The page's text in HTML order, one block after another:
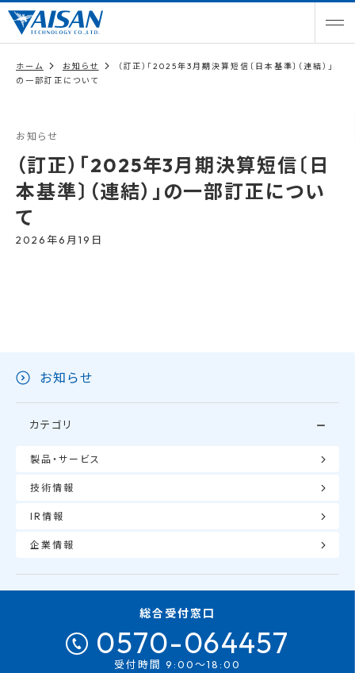
ホーム お知らせ
（訂正）「2025年3月期決算短信〔日本基準〕（連結）」
の一部訂正について
お知らせ
（訂正）「2025年3月期決算短信〔日
本基準〕（連結）」の一部訂正につい
て
2026年6月19日
お知らせ
カテゴリ
製品・サービス
技術情報
IR情報
企業情報
総合受付窓口
0570-064457
受付時間 9:00～18:00